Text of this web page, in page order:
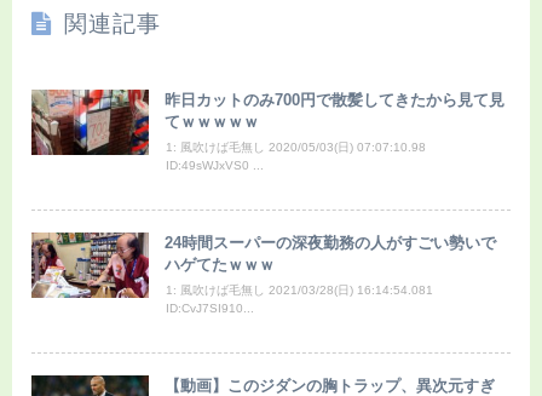
関連記事
昨日カットのみ700円で散髪してきたから見て見
てｗｗｗｗｗ
1: 風吹けば毛無し 2020/05/03(日) 07:07:10.98
ID:49sWJxVS0 ...
24時間スーパーの深夜勤務の人がすごい勢いで
ハゲてたｗｗｗ
1: 風吹けば毛無し 2021/03/28(日) 16:14:54.081
ID:CvJ7SI910...
【動画】このジダンの胸トラップ、異次元すぎ